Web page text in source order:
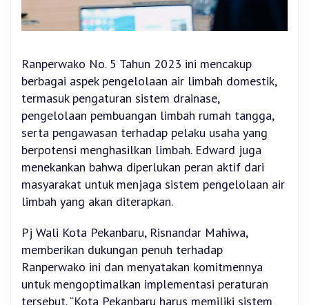
Ranperwako No. 5 Tahun 2023 ini mencakup
berbagai aspek pengelolaan air limbah domestik,
termasuk pengaturan sistem drainase,
pengelolaan pembuangan limbah rumah tangga,
serta pengawasan terhadap pelaku usaha yang
berpotensi menghasilkan limbah. Edward juga
menekankan bahwa diperlukan peran aktif dari
masyarakat untuk menjaga sistem pengelolaan air
limbah yang akan diterapkan.
Pj Wali Kota Pekanbaru, Risnandar Mahiwa,
memberikan dukungan penuh terhadap
Ranperwako ini dan menyatakan komitmennya
untuk mengoptimalkan implementasi peraturan
tersebut. “Kota Pekanbaru harus memiliki sistem